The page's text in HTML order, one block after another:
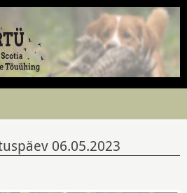
06.05.2023